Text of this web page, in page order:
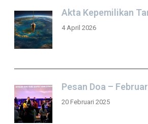
Akta Kepemilikan
4 April 2026
Pesan Doa –
20 Februari 2025